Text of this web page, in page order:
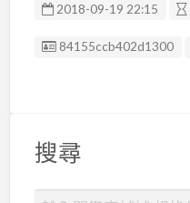
2018-09-19 22:15
廣告编號
84155ccb402d1300
搜尋